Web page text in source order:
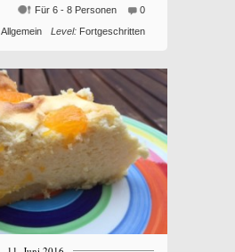
0
Für 6 - 8 Personen
Level: Fortgeschritten
Allgemein